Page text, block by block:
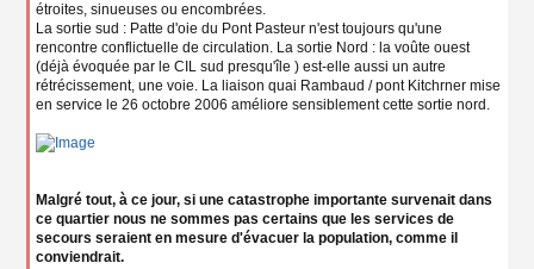
étroites, sinueuses ou encombrées.
La sortie sud : Patte d'oie du Pont Pasteur n'est toujours qu'une
rencontre conflictuelle de circulation. La sortie Nord : la voûte ouest
(déjà évoquée par le CIL sud presqu'île ) est-elle aussi un autre
rétrécissement, une voie. La liaison quai Rambaud / pont Kitchrner mise
en service le 26 octobre 2006 améliore sensiblement cette sortie nord.
Malgré tout, à ce jour, si une catastrophe importante survenait dans
ce quartier nous ne sommes pas certains que les services de
secours seraient en mesure d'évacuer la population, comme il
conviendrait.